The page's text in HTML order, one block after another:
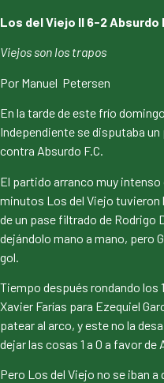
Los del Viejo II 6-2 Absurdo
Viejos son los trapos
Por Manuel Petersen
En la tarde de este frío
Independiente se disputaba
contra Absurdo F.C.
El partido arranco muy intenso
minutos Los del Viejo tuvieron
de un pase filtrado de Rodrigo
dejándolo mano a mano, pero
gol.
Tiempo después rondando los
Xavier Farías para Ezequiel
patear al arco, y este no la
dejar las cosas 1 a 0 a favor de
Pero Los del Viejo no se iban